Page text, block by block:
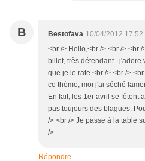
B Bestofava 10/04/2012 17:52
<br /> Hello,<br /> <br /> <br
billet, très détendant.. j'adore
que je le rate.<br /> <br />
ce thème, moi j'ai séché
En fait, les 1er avril se fêtent
pas toujours des blagues.
/> <br /> Je passe à la table
/>
Répondre